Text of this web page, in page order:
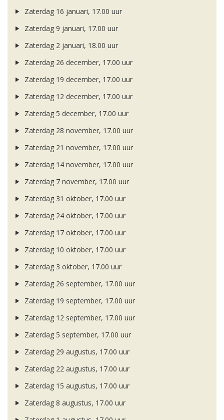
Zaterdag 16 januari, 17.00 uur
Zaterdag 9 januari, 17.00 uur
Zaterdag 2 januari, 18.00 uur
Zaterdag 26 december, 17.00 uur
Zaterdag 19 december, 17.00 uur
Zaterdag 12 december, 17.00 uur
Zaterdag 5 december, 17.00 uur
Zaterdag 28 november, 17.00 uur
Zaterdag 21 november, 17.00 uur
Zaterdag 14 november, 17.00 uur
Zaterdag 7 november, 17.00 uur
Zaterdag 31 oktober, 17.00 uur
Zaterdag 24 oktober, 17.00 uur
Zaterdag 17 oktober, 17.00 uur
Zaterdag 10 oktober, 17.00 uur
Zaterdag 3 oktober, 17.00 uur
Zaterdag 26 september, 17.00 uur
Zaterdag 19 september, 17.00 uur
Zaterdag 12 september, 17.00 uur
Zaterdag 5 september, 17.00 uur
Zaterdag 29 augustus, 17.00 uur
Zaterdag 22 augustus, 17.00 uur
Zaterdag 15 augustus, 17.00 uur
Zaterdag 8 augustus, 17.00 uur